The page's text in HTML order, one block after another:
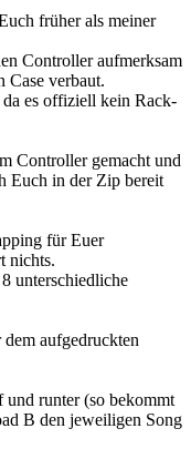
früher als meiner
Controller aufmerksam
Case verbaut.
es offiziell kein Rack-
Controller gemacht und
Euch in der Zip bereit
für Euer
nichts.
unterschiedliche
dem aufgedruckten
runter (so bekommt
B den jeweiligen Song